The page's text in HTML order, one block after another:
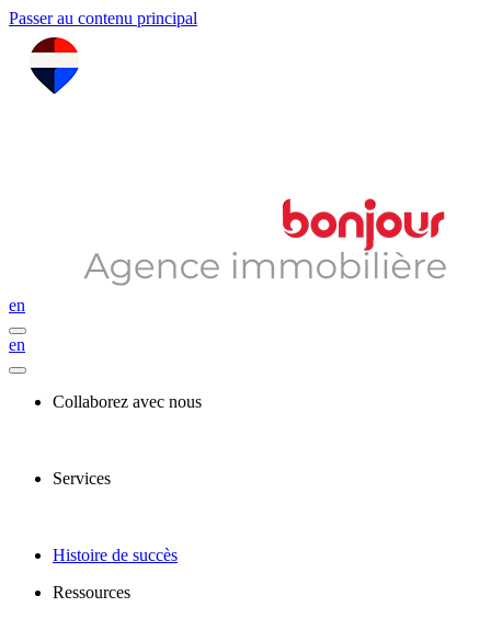
Passer au contenu principal
en
en
Collaborez avec nous
Services
Histoire de succès
Ressources